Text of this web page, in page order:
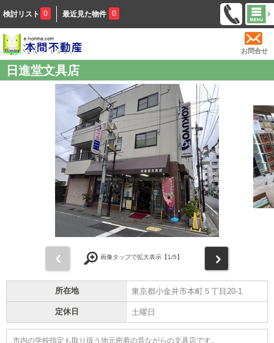
検討リスト 0 最近見た物件 0
お問合せ
日進堂文具店
画像タップで拡大表示【1/5】
所在地 東京都小金井市本町５丁目20-1
定休日 土曜日
市内の学校指定も取り扱う地元密着の昔ながらの文具店です。